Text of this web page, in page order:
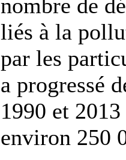
nombre de
liés à la
par les
a progressé
1990 et
environ 250